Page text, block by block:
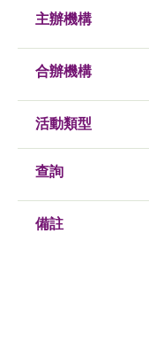
主辦機構
合辦機構
活動類型
查詢
備註